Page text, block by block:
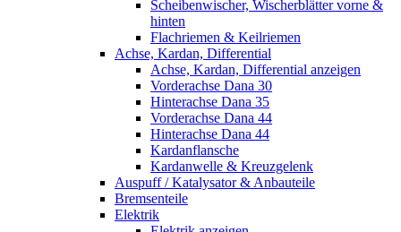
Scheibenwischer, Wischerblätter vorne &
hinten
Flachriemen & Keilriemen
Achse, Kardan, Differential
Achse, Kardan, Differential anzeigen
Vorderachse Dana 30
Hinterachse Dana 35
Vorderachse Dana 44
Hinterachse Dana 44
Kardanflansche
Kardanwelle & Kreuzgelenk
Auspuff / Katalysator & Anbauteile
Bremsenteile
Elektrik